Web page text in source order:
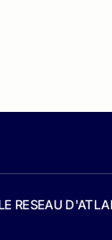
RESEAU